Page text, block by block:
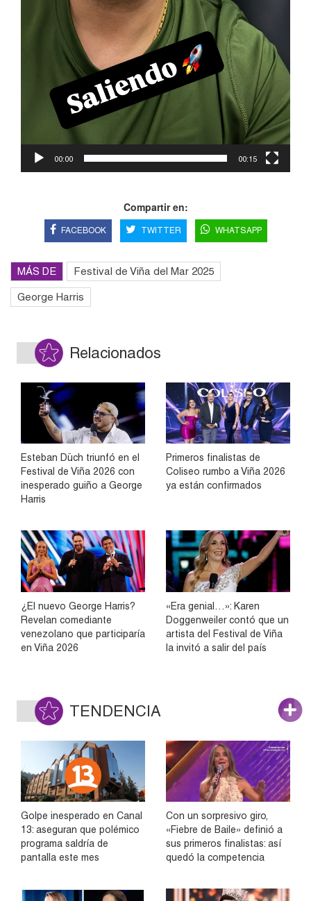
00:00 00:15
Compartir en:
FACEBOOK TWITTER WHATSAPP
MÁS DE Festival de Viña del Mar 2025
George Harris
Relacionados
Esteban Düch triunfó en el
Festival de Viña 2026 con
inesperado guiño a George
Harris
Primeros finalistas de
Coliseo rumbo a Viña 2026
ya están confirmados
¿El nuevo George Harris?
Revelan comediante
venezolano que participaría
en Viña 2026
«Era genial…»: Karen
Doggenweiler contó que un
artista del Festival de Viña
la invitó a salir del país
TENDENCIA
Golpe inesperado en Canal
13: aseguran que polémico
programa saldría de
pantalla este mes
Con un sorpresivo giro,
«Fiebre de Baile» definió a
sus primeros finalistas: así
quedó la competencia